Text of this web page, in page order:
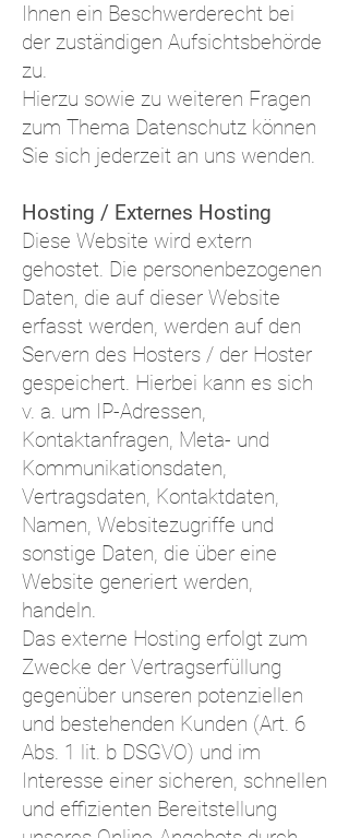
Ihnen ein Beschwerderecht bei
der zuständigen Aufsichtsbehörde
zu.
Hierzu sowie zu weiteren Fragen
zum Thema Datenschutz können
Sie sich jederzeit an uns wenden.
Hosting / Externes Hosting
Diese Website wird extern
gehostet. Die personenbezogenen
Daten, die auf dieser Website
erfasst werden, werden auf den
Servern des Hosters / der Hoster
gespeichert. Hierbei kann es sich
v. a. um IP-Adressen,
Kontaktanfragen, Meta- und
Kommunikationsdaten,
Vertragsdaten, Kontaktdaten,
Namen, Websitezugriffe und
sonstige Daten, die über eine
Website generiert werden,
handeln.
Das externe Hosting erfolgt zum
Zwecke der Vertragserfüllung
gegenüber unseren potenziellen
und bestehenden Kunden (Art. 6
Abs. 1 lit. b DSGVO) und im
Interesse einer sicheren, schnellen
und effizienten Bereitstellung